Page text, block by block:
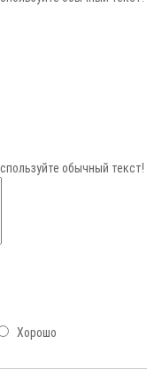
обычный текст!
Хорошо